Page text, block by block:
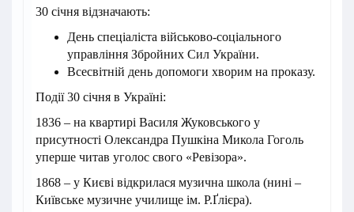
30 січня відзначають:
День спеціаліста військово-соціального
управління Збройних Сил України.
Всесвітній день допомоги хворим на проказу.
Події 30 січня в Україні:
1836 – на квартирі Василя Жуковського у
присутності Олександра Пушкіна Микола Гоголь
уперше читав уголос свого «Ревізора».
1868 – у Києві відкрилася музична школа (нині –
Київське музичне училище ім. Р.Ґлієра).